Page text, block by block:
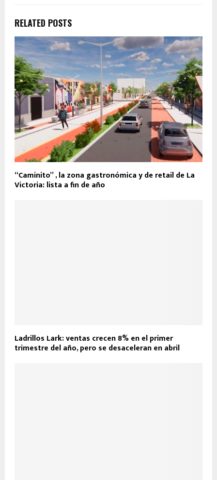
RELATED POSTS
“Caminito” , la zona gastronómica y de retail de La
Victoria: lista a fin de año
Ladrillos Lark: ventas crecen 8% en el primer
trimestre del año, pero se desaceleran en abril